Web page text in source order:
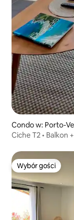
Condo w: Porto-
Ciche T2 • Balkon
Wybór gości
Wybór gości